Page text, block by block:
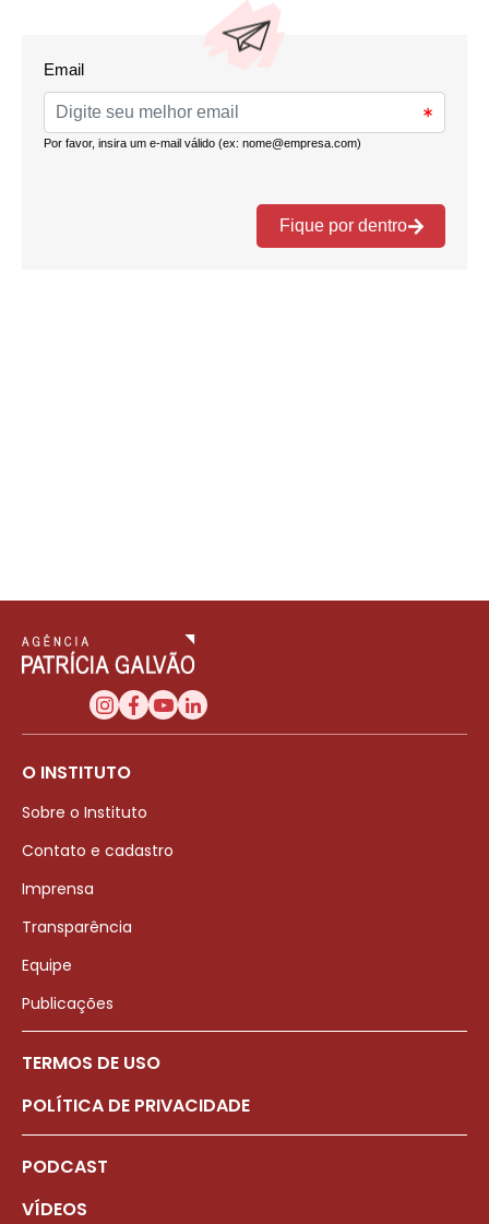
O INSTITUTO
Sobre o Instituto
Contato e cadastro
Imprensa
Transparência
Equipe
Publicações
TERMOS DE USO
POLÍTICA DE PRIVACIDADE
PODCAST
VÍDEOS